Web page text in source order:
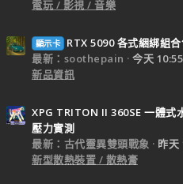
電玩 / 影視 / 音樂
顯示卡
RTX 5090 各式綑綁組
最新：soothepain
今天 10:55
新品資訊
XPG TRITON II 360SE 一體式
壓力實測
最新：古代靈異雙頭戰象
昨天
新型散熱裝置 / 散熱膏